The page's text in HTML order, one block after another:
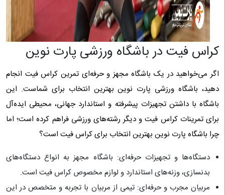
کراس فیت در باشگاه ورزشی پارت نوین
اگر می‌خواهید در یک باشگاه مجهز و حرفه‌ای تمرین کراس فیت انجام
دهید، باشگاه ورزشی پارت نوین بهترین انتخاب برای شماست. این
باشگاه با داشتن تجهیزات پیشرفته و استاندارد جهانی، محیطی ایده‌آل
برای تمرینات کراس فیت و دیگر رشته‌های ورزشی فراهم کرده است؛ اما
چرا باشگاه پارت نوین بهترین انتخاب برای کراس فیت است؟
دستگاه‌ها و تجهیزات حرفه‌ای: باشگاه مجهز به انواع دستگاه‌های
بدنسازی، وزنه‌های استاندارد و لوازم مخصوص کراس فیت است.
مربیان مجرب و حرفه‌ای: تیمی از مربیان با تجربه و متخصص در این